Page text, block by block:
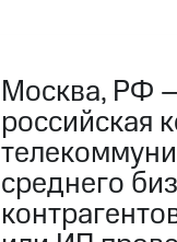
Москва, РФ
российская
среднего